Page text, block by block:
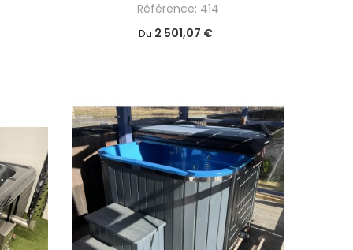
Référence: 414
Du 2 501,07 €